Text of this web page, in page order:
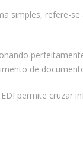
simples, refere-
de
permite cruzar